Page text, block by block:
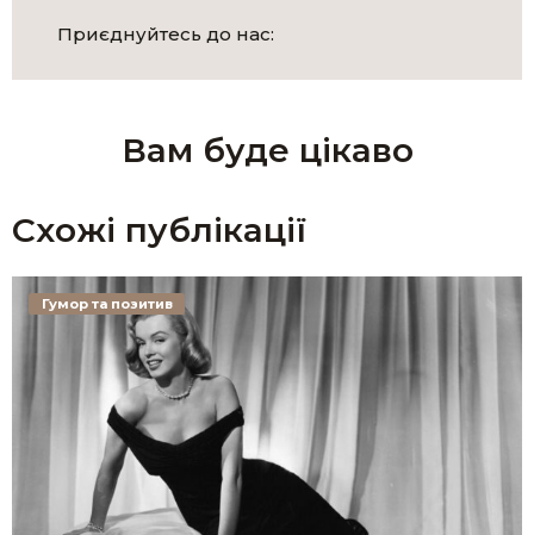
Приєднуйтесь до нас:
Вам буде цікаво
Схожі публікації
Гумор та позитив